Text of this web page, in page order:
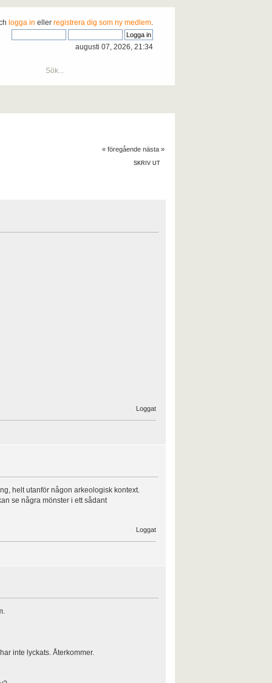
logga in ellerregistrera dig som ny medlem
augusti 07, 2026, 21:34
« föregående nästa »
SKRIV UT
Loggat
helt utanför någon arkeologisk kontext.
se några mönster i ett sådant
Loggat
inte lyckats. Återkommer.